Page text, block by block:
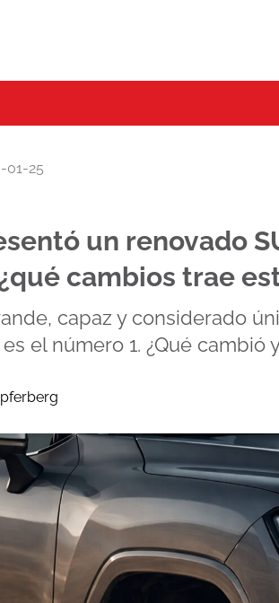
01-25
un renovado
cambios trae
capaz y considerado
el número 1. ¿Qué cambió